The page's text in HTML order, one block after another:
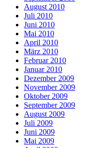
August 2010
Juli 2010
Juni 2010
Mai 2010
April 2010
März 2010
Februar 2010
Januar 2010
Dezember 2009
November 2009
Oktober 2009
September 2009
August 2009
Juli 2009
Juni 2009
Mai 2009